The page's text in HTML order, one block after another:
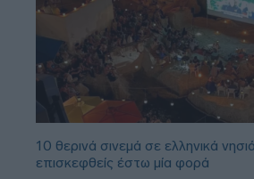
10 θερινά σινεμά σε ελληνικά
επισκεφθείς έστω μία φορά